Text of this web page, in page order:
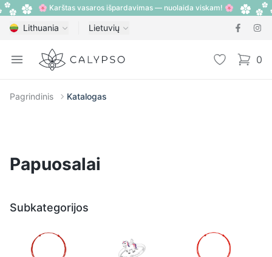
🌸 Karštas vasaros išpardavimas — nuolaida viskam! 🌸
Lithuania Lietuvių
Open menu
Calypso 0
items
Pagrindinis Katalogas
Papuosalai
Subkategorijos